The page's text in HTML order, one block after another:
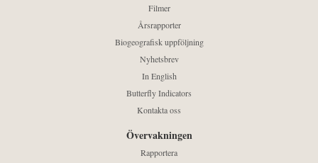
Filmer
Årsrapporter
Biogeografisk uppföljning
Nyhetsbrev
In English
Butterfly Indicators
Kontakta oss
Övervakningen
Rapportera